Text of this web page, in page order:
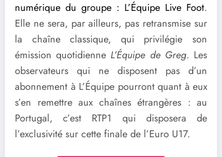
numérique du groupe : L’Équipe Live Foot.
Elle ne sera, par ailleurs, pas retransmise sur
la chaîne classique, qui privilégie son
émission quotidienne L’Équipe de Greg. Les
observateurs qui ne disposent pas d’un
abonnement à L’Équipe pourront quant à eux
s’en remettre aux chaînes étrangères : au
Portugal, c’est RTP1 qui disposera de
l’exclusivité sur cette finale de l’Euro U17.